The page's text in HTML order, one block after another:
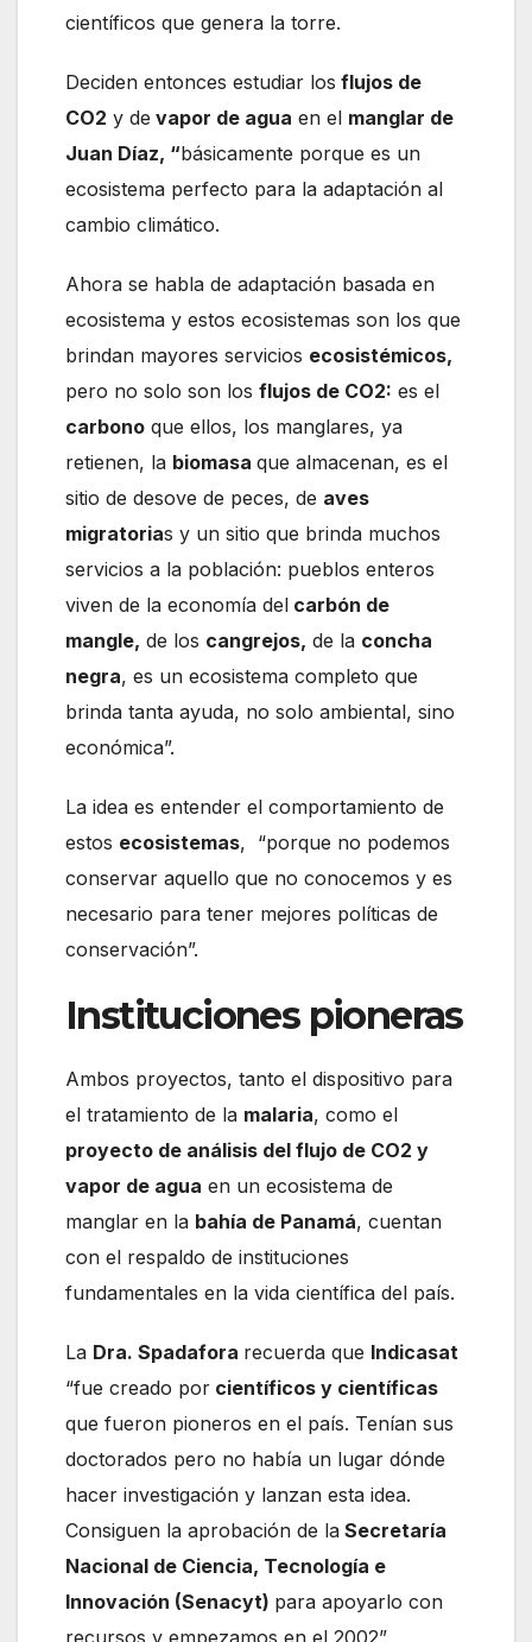
científicos que genera la torre.
Deciden entonces estudiar los flujos de
CO2 y de vapor de agua en el manglar de
Juan Díaz, “básicamente porque es un
ecosistema perfecto para la adaptación al
cambio climático.
Ahora se habla de adaptación basada en
ecosistema y estos ecosistemas son los que
brindan mayores servicios ecosistémicos,
pero no solo son los flujos de CO2: es el
carbono que ellos, los manglares, ya
retienen, la biomasa que almacenan, es el
sitio de desove de peces, de aves
migratorias y un sitio que brinda muchos
servicios a la población: pueblos enteros
viven de la economía del carbón de
mangle, de los cangrejos, de la concha
negra, es un ecosistema completo que
brinda tanta ayuda, no solo ambiental, sino
económica”.
La idea es entender el comportamiento de
estos ecosistemas, “porque no podemos
conservar aquello que no conocemos y es
necesario para tener mejores políticas de
conservación”.
Instituciones pioneras
Ambos proyectos, tanto el dispositivo para
el tratamiento de la malaria, como el
proyecto de análisis del flujo de CO2 y
vapor de agua en un ecosistema de
manglar en la bahía de Panamá, cuentan
con el respaldo de instituciones
fundamentales en la vida científica del país.
La Dra. Spadafora recuerda que Indicasat
“fue creado por científicos y científicas
que fueron pioneros en el país. Tenían sus
doctorados pero no había un lugar dónde
hacer investigación y lanzan esta idea.
Consiguen la aprobación de la Secretaría
Nacional de Ciencia, Tecnología e
Innovación (Senacyt) para apoyarlo con
recursos y empezamos en el 2002”.